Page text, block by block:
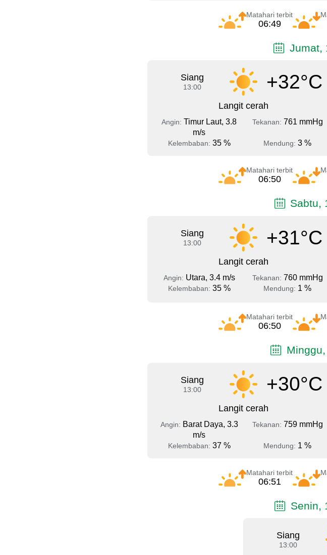
Matahari terbit
06:49
Jumat,
Siang
13:00 +32°C
Langit cerah
Angin: Timur Laut, 3.8
m/s
Tekanan: 761 mmHg
Kelembaban: 35 % Mendung: 3 %
Matahari terbit
06:50
Sabtu,
Siang
13:00 +31°C
Langit cerah
Angin: Utara, 3.4 m/s Tekanan: 760 mmHg
Kelembaban: 35 % Mendung: 1 %
Matahari terbit
06:50
Siang
13:00 +30°C
Langit cerah
Angin: Barat Daya, 3.3
m/s
Tekanan: 759 mmHg
Kelembaban: 37 % Mendung: 1 %
Matahari terbit
06:51
Senin,
Siang
13:00